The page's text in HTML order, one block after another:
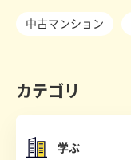
中古マンション
カテゴリ
学ぶ